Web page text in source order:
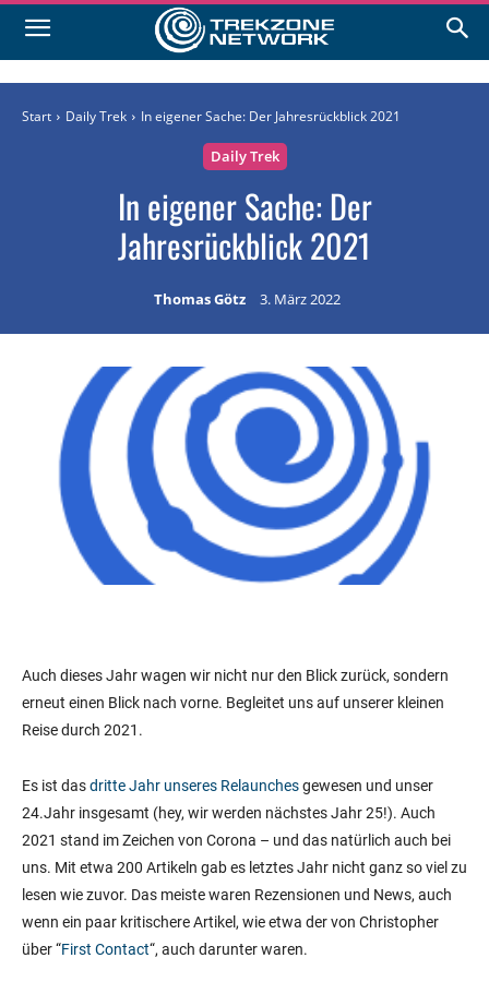
Start Daily Trek In eigener Sache: Der Jahresrückblick 2021
Daily Trek
In eigener Sache: Der
Jahresrückblick 2021
Thomas Götz 3. März 2022
Auch dieses Jahr wagen wir nicht nur den Blick zurück, sondern
erneut einen Blick nach vorne. Begleitet uns auf unserer kleinen
Reise durch 2021.
Es ist dasdritte Jahr unseres Relaunchesgewesen und unser
24.Jahr insgesamt (hey, wir werden nächstes Jahr 25!). Auch
2021 stand im Zeichen von Corona – und das natürlich auch bei
uns. Mit etwa 200 Artikeln gab es letztes Jahr nicht ganz so viel zu
lesen wie zuvor. Das meiste waren Rezensionen und News, auch
wenn ein paar kritischere Artikel, wie etwa der von Christopher
über “First Contact“, auch darunter waren.